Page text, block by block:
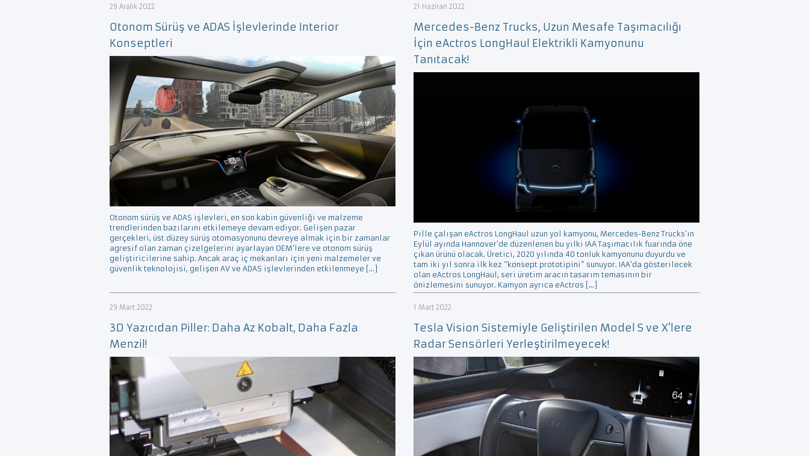
29 Aralık 2022
Otonom Sürüş ve ADAS İşlevlerinde Interior
Konseptleri
Otonom sürüş ve ADAS işlevleri, en son kabin güvenliği ve malzeme
trendlerinden bazılarını etkilemeye devam ediyor. Gelişen pazar
gerçekleri, üst düzey sürüş otomasyonunu devreye almak için bir zamanlar
agresif olan zaman çizelgelerini ayarlayan OEM’lere ve otonom sürüş
geliştiricilerine sahip. Ancak araç iç mekanları için yeni malzemeler ve
güvenlik teknolojisi, gelişen AV ve ADAS işlevlerinden etkilenmeye […]
21 Haziran 2022
Mercedes-Benz Trucks, Uzun Mesafe Taşımacılığı
İçin eActros LongHaul Elektrikli Kamyonunu
Tanıtacak!
Pille çalışan eActros LongHaul uzun yol kamyonu, Mercedes-Benz Trucks’ın
Eylül ayında Hannover’de düzenlenen bu yılki IAA Taşımacılık fuarında öne
çıkan ürünü olacak. Üretici, 2020 yılında 40 tonluk kamyonunu duyurdu ve
tam iki yıl sonra ilk kez “konsept prototipini” sunuyor. IAA’da gösterilecek
olan eActros LongHaul, seri üretim aracın tasarım temasının bir
önizlemesini sunuyor. Kamyon ayrıca eActros […]
29 Mart 2022
3D Yazıcıdan Piller: Daha Az Kobalt, Daha Fazla
Menzil!
1 Mart 2022
Tesla Vision Sistemiyle Geliştirilen Model S ve X’lere
Radar Sensörleri Yerleştirilmeyecek!